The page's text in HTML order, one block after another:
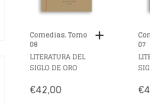
Comedias. Tomo
08
LITERATURA DEL
SIGLO DE ORO
€42,00
07
€